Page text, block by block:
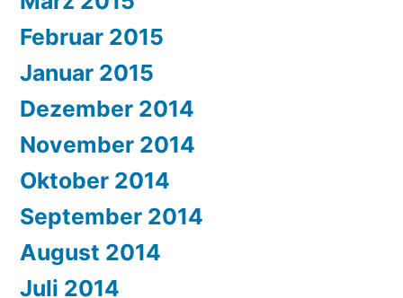
Februar 2015
Januar 2015
Dezember 2014
November 2014
Oktober 2014
September 2014
August 2014
Juli 2014